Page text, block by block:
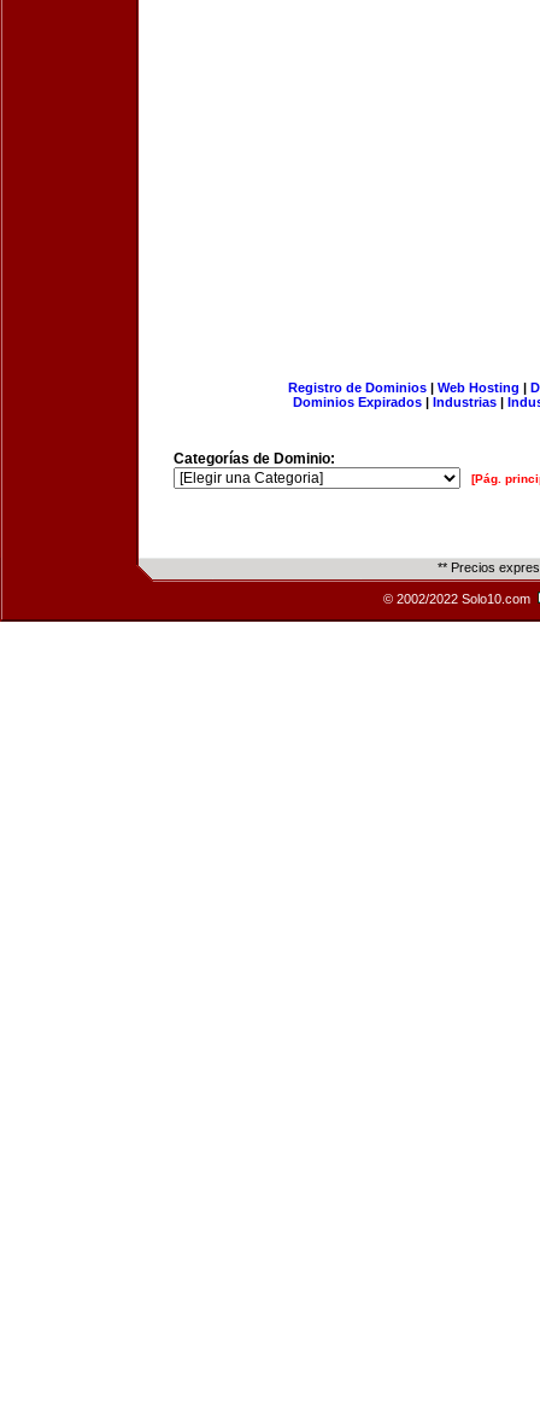
Registro de Dominios| Web Hosting |
Dominios Expirados | Industrias |
Categorías de Dominio:
[Pág.
** Precios
© 2002/2022 Solo10.com